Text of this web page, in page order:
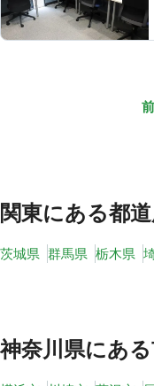
関東にある都
茨城県 群馬県 栃木県
神奈川県にあ